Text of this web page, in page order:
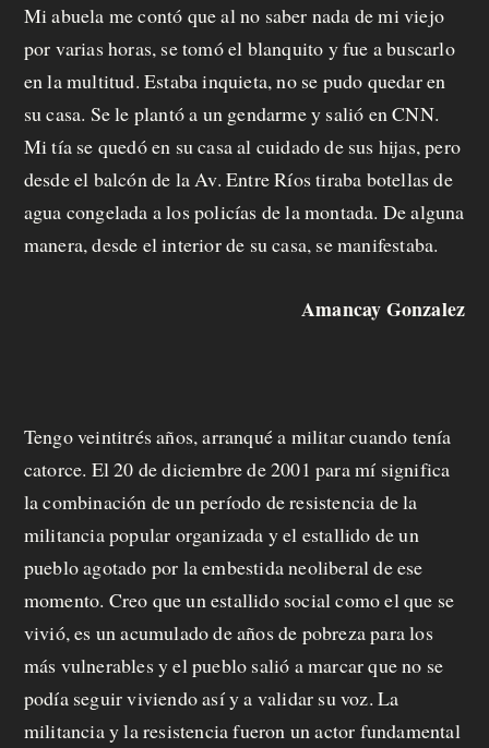
o
p
u
e
s
t
a
f
e
c
i
t
o
Mi abuela me contó que al no saber nada de mi viejo
por varias horas, se tomó el blanquito y fue a buscarlo
en la multitud. Estaba inquieta, no se pudo quedar en
su casa. Se le plantó a un gendarme y salió en CNN.
Mi tía se quedó en su casa al cuidado de sus hijas, pero
desde el balcón de la Av. Entre Ríos tiraba botellas de
agua congelada a los policías de la montada. De alguna
manera, desde el interior de su casa, se manifestaba.
Amancay Gonzalez
Tengo veintitrés años, arranqué a militar cuando tenía
catorce. El 20 de diciembre de 2001 para mí significa
la combinación de un período de resistencia de la
militancia popular organizada y el estallido de un
pueblo agotado por la embestida neoliberal de ese
momento. Creo que un estallido social como el que se
vivió, es un acumulado de años de pobreza para los
más vulnerables y el pueblo salió a marcar que no se
podía seguir viviendo así y a validar su voz. La
militancia y la resistencia fueron un actor fundamental